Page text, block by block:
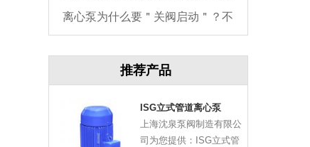
数，电机必坏
离心泵为什么要＂关阀启动＂？不
推荐产品
ISG立式管道离心泵
上海沈泉泵阀制造有限公
司为您提供：ISG立式管